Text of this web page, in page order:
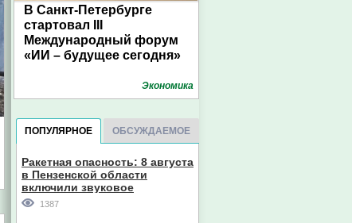
В Санкт-Петербурге
стартовал III
Международный форум
«ИИ – будущее сегодня»
Экономика
ПОПУЛЯРНОЕ ОБСУЖДАЕМОЕ
Ракетная опасность: 8 августа
в Пензенской области
включили звуковое
оповещение
1387